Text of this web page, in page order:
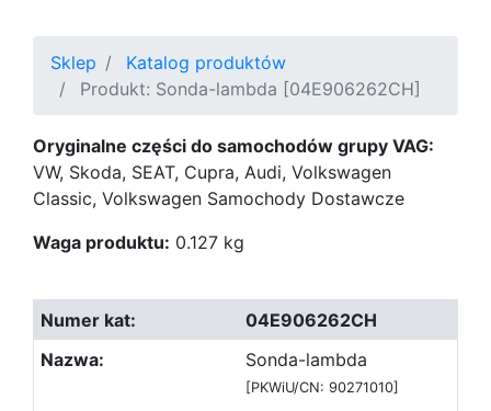
Sklep
Katalog produktów
Produkt: Sonda-lambda [04E906262CH]
Oryginalne części do samochodów grupy VAG:
VW, Skoda, SEAT, Cupra, Audi, Volkswagen
Classic, Volkswagen Samochody Dostawcze
Waga produktu: 0.127 kg
04E906262CH
Sonda-lambda
[PKWiU/CN: 90271010]